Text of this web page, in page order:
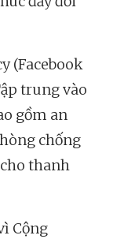
(Facebook
trung vào
gồm an
chống
thanh
Cộng